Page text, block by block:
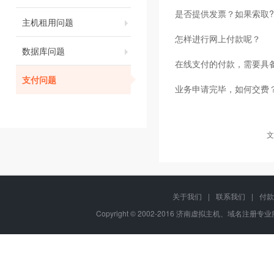
主机租用问题
数据库问题
支付问题
是否提供发票？如果索取?
怎样进行网上付款呢？
在线支付的付款，需要具
业务申请完毕，如何交费
关于我们 | 联系我们 |
付
Copyright © 2002-2016 济南虚拟主机、域名注册专